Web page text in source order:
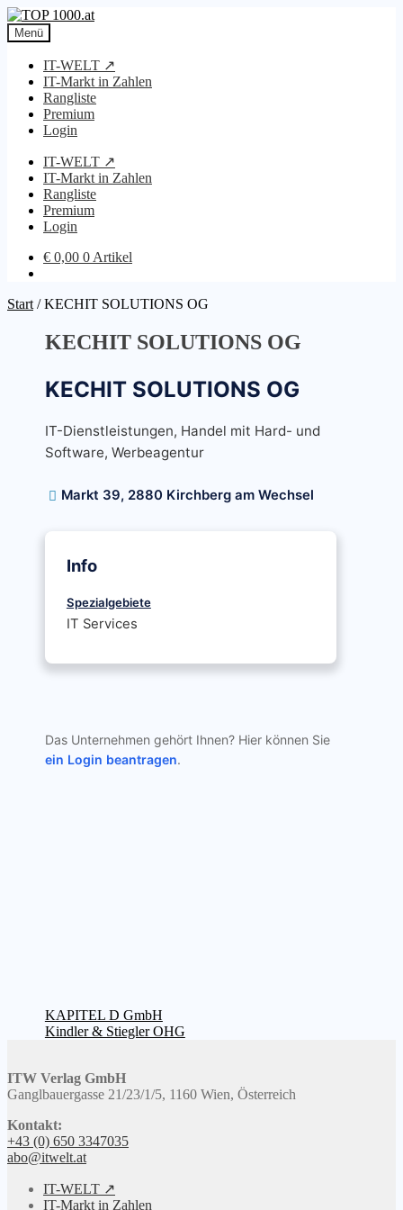
Zur
Navigation
springen
Zum
Inhalt
springen
Menü
IT-WELT ↗
IT-Markt in Zahlen
Rangliste
Premium
Login
IT-WELT ↗
IT-Markt in Zahlen
Rangliste
Premium
Login
€ 0,00 0 Artikel
Start /KECHIT SOLUTIONS OG
KECHIT SOLUTIONS OG
KECHIT SOLUTIONS OG
IT-Dienstleistungen, Handel mit Hard- und
Software, Werbeagentur
Markt 39, 2880 Kirchberg am Wechsel
Info
Spezialgebiete
IT Services
Das Unternehmen gehört Ihnen? Hier können Sie
ein Login beantragen.
Beitragsnavigation
Vorheriger
Beitrag:
KAPITEL D GmbH
Nächster
Kindler & Stiegler OHG
ITW Verlag GmbH
Ganglbauergasse 21/23/1/5, 1160 Wien, Österreich
Kontakt:
+43 (0) 650 3347035
abo@itwelt.at
IT-WELT ↗
IT-Markt in Zahlen